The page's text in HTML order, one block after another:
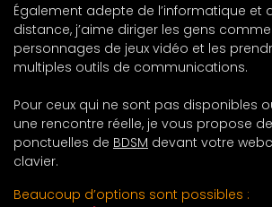
Également adepte de l’informatique et
distance, j’aime diriger les gens
personnages de jeux vidéo et les
multiples outils de communications.
Pour ceux qui ne sont pas disponibles
une rencontre réelle, je vous propose
ponctuelles de BDSM devant votre
clavier.
Beaucoup d’options sont possibles :